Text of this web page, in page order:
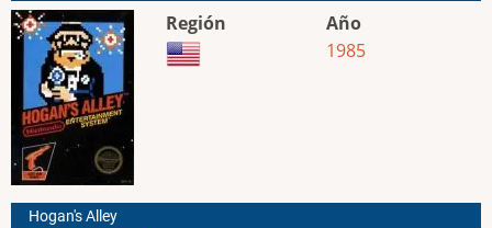
Región
Año
1985
Hogan's Alley